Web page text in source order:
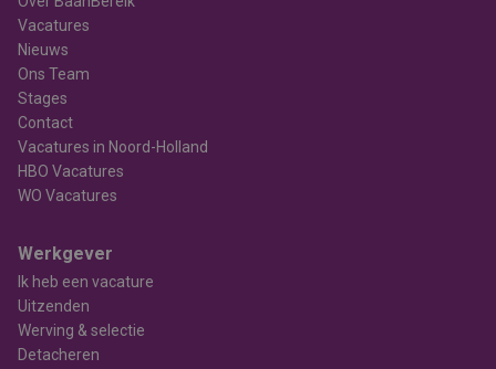
Vacatures
Nieuws
Ons Team
Stages
Contact
Vacatures in Noord-Holland
HBO Vacatures
WO Vacatures
Werkgever
Ik heb een vacature
Uitzenden
Werving & selectie
Detacheren